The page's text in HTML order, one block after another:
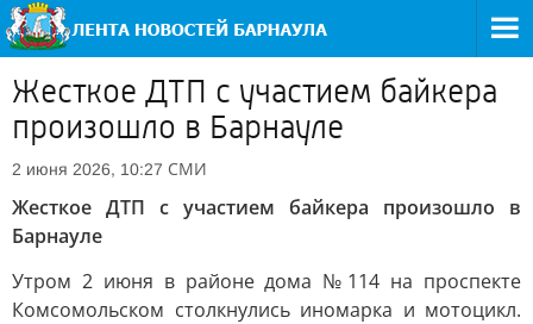
Жесткое ДТП с участием байкера
произошло в Барнауле
2 июня 2026, 10:27 СМИ
Жесткое ДТП с участием байкера произошло в
Барнауле
Утром 2 июня в районе дома №114 на проспекте
Комсомольском столкнулись иномарка и мотоцикл.